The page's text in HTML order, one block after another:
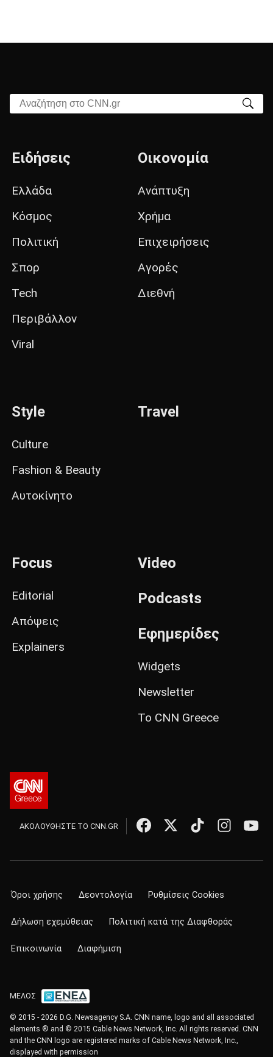
Αναζήτηση στο CNN.gr
Ειδήσεις
Ελλάδα
Κόσμος
Πολιτική
Σπορ
Tech
Περιβάλλον
Viral
Οικονομία
Ανάπτυξη
Χρήμα
Επιχειρήσεις
Αγορές
Διεθνή
Style
Culture
Fashion & Beauty
Αυτοκίνητο
Travel
Focus
Editorial
Απόψεις
Explainers
Video
Podcasts
Εφημερίδες
Widgets
Newsletter
Το CNN Greece
ΑΚΟΛΟΥΘΗΣΤΕ ΤΟ CNN.GR
Όροι χρήσης Δεοντολογία Ρυθμίσεις Cookies
Δήλωση εχεμύθειας Πολιτική κατά της Διαφθοράς
Επικοινωνία Διαφήμιση
ΜΕΛΟΣ
© 2015 - 2026 D.G. Newsagency S.A. CNN name, logo and all associated
elements ® and © 2015 Cable News Network, Inc. All rights reserved. CNN
and the CNN logo are registered marks of Cable News Network, Inc.,
displayed with permission